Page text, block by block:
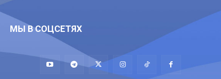
МЫ В СОЦСЕТЯХ